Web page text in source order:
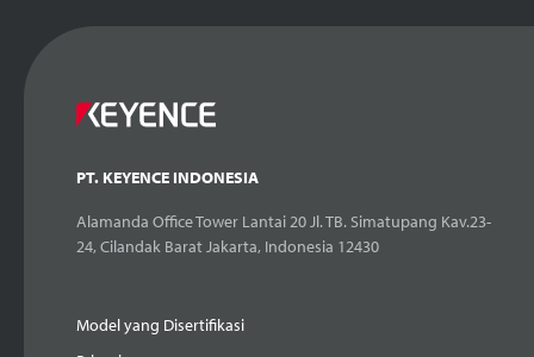
PT. KEYENCE INDONESIA
Alamanda Office Tower Lantai 20 Jl. TB. Simatupang Kav.23-
24, Cilandak Barat Jakarta, Indonesia 12430
Model yang Disertifikasi